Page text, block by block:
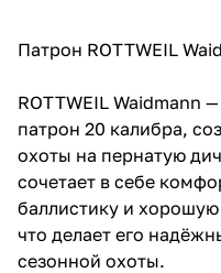
Патрон ROTTWEIL
ROTTWEIL Waidmann
патрон 20 калибра,
охоты на пернатую
сочетает в себе
баллистику и
что делает его
сезонной охоты.